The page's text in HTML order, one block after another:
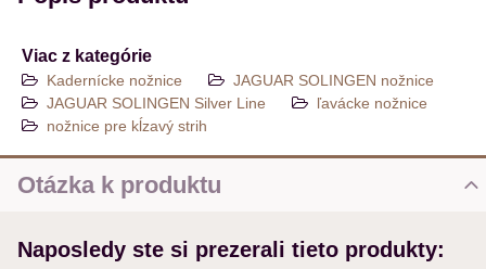
Viac z kategórie
Kadernícke nožnice
JAGUAR SOLINGEN nožnice
JAGUAR SOLINGEN Silver Line
ľavácke nožnice
nožnice pre kĺzavý strih
Otázka k produktu
MENO
Naposledy ste si prezerali tieto produkty: